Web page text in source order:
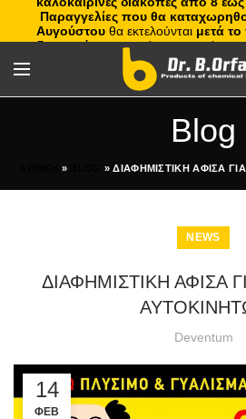
Blog
» »ΔΙΑΦΗΜΙΣΤΙΚΗ ΑΦΙΣΑ
NEWS
ΔΙΑΦΗΜΙΣΤΙΚΗ ΑΦΙΣΑ
Deventum
14
ΦΕΒ
Παραγγελίες που θα
Αυγούστου θα εκτελούνται μετά
διακοπών, με σειρά